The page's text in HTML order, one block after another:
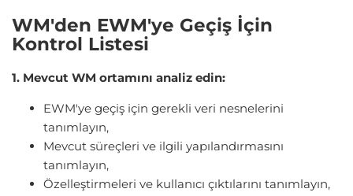
WM'den EWM'ye Geçiş İçin
Kontrol Listesi
1. Mevcut WM ortamını analiz edin:
EWM'ye geçiş için gerekli veri nesnelerini
tanımlayın,
Mevcut süreçleri ve ilgili yapılandırmasını
tanımlayın,
Özelleştirmeleri ve kullanıcı çıktılarını tanımlayın,